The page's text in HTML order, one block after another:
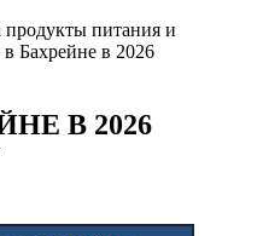
питания и
Бахрейне в 2026
В 2026